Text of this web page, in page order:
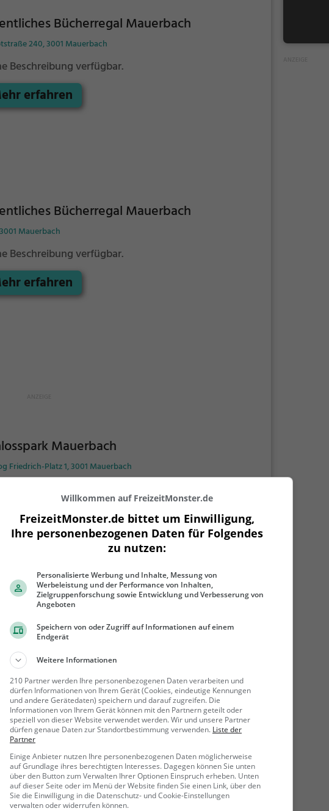
Bücherregal Mauerbach
240, 3001 Mauerbach
Beschreibung verfügbar.
erfahren
Bücherregal Mauerbach
3001 Mauerbach
Beschreibung verfügbar.
erfahren
Mauerbach
Friedrich-Platz 1, 3001 Mauerbach
(Gemeinde Mauerbach). Mit seiner Fläche
5,1 ha ist er der größte Park der Stadt und lädt zum
und Verweilen ein. Mit einladenden
und Sitzgelegenheiten bietet der
Mauerbach
3001 Mauerbach
Picknickplatz Mauerbach ist ein Picknickplatz in
Bei schönem Wetter bietet der Picknickplatz
viele Möglichkeiten für ein gemütliches
im Freien. Egal ob als Ziel für einen Tagesausflug
als kurze Pause zwischendurch, der Picknickplatz
ist der perfekte Ort, um die Akkus wieder
und ein leckeres Essen unter freiem Himmel
Mehr erfahren
Willkommen auf FreizeitMonster.de
FreizeitMonster.de bittet um Einwilligung,
Ihre personenbezogenen Daten für Folgendes
zu nutzen:
Personalisierte Werbung und Inhalte, Messung von
Werbeleistung und der Performance von Inhalten,
Zielgruppenforschung sowie Entwicklung und Verbesserung von
Angeboten
Speichern von oder Zugriff auf Informationen auf einem
Endgerät
Weitere Informationen
210 Partner werden Ihre personenbezogenen Daten verarbeiten und
dürfen Informationen von Ihrem Gerät (Cookies, eindeutige Kennungen
und andere Gerätedaten) speichern und darauf zugreifen. Die
Informationen von Ihrem Gerät können mit den Partnern geteilt oder
speziell von dieser Website verwendet werden. Wir und unsere Partner
dürfen genaue Daten zur Standortbestimmung verwenden. Liste der
Partner
Einige Anbieter nutzen Ihre personenbezogenen Daten möglicherweise
auf Grundlage ihres berechtigten Interesses. Dagegen können Sie unten
über den Button zum Verwalten Ihrer Optionen Einspruch erheben. Unten
auf dieser Seite oder im Menü der Website finden Sie einen Link, über den
Sie die Einwilligung in die Datenschutz- und Cookie-Einstellungen
verwalten oder widerrufen können.